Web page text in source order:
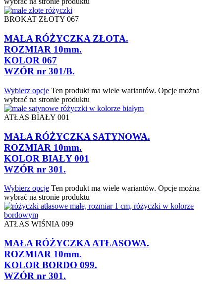
BROKAT ZŁOTY 067
MAŁA RÓŻYCZKA ZŁOTA.
ROZMIAR 10mm.
KOLOR 067
WZÓR nr 301/B.
Wybierz opcje Ten produkt ma wiele wariantów. Opcje można
wybrać na stronie produktu
ATŁAS BIAŁY 001
MAŁA RÓŻYCZKA SATYNOWA.
ROZMIAR 10mm.
KOLOR BIAŁY 001
WZÓR nr 301.
Wybierz opcje Ten produkt ma wiele wariantów. Opcje można
wybrać na stronie produktu
ATŁAS WIŚNIA 099
MAŁA RÓŻYCZKA ATŁASOWA.
ROZMIAR 10mm.
KOLOR BORDO 099.
WZÓR nr 301.